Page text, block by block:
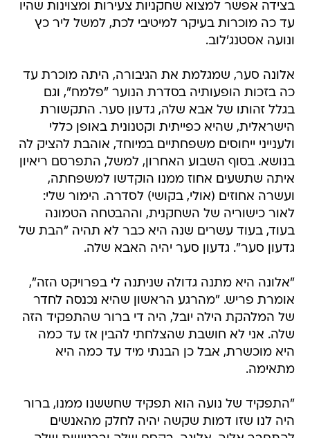
בצידה אפשר למצוא שחקניות צעירות ומצוינות שהיו
עד כה מוכרות בעיקר למיטיבי לכת, למשל ליר כץ
ונועה אסטנג'לוב.
אלונה סער, שמגלמת את הגיבורה, היתה מוכרת עד
כה בזכות הופעותיה בסדרת הנוער "פלמח", וגם
בגלל זהותו של אבא שלה, גדעון סער. התקשורת
הישראלית, שהיא כפייתית וקטנונית באופן כללי
ולענייני ייחוסים משפחתיים במיוחד, אוהבת להציק לה
בנושא. בסוף השבוע האחרון, למשל, התפרסם ריאיון
איתה שתשעים אחוז ממנו הוקדשו למשפחתה,
ועשרה אחוזים (אולי, בקושי) לסדרה. הימור שלי:
לאור כישוריה של השחקנית, וההבטחה הטמונה
בעוד, בעוד עשרים שנה היא כבר לא תהיה "הבת של
גדעון סער". גדעון סער יהיה האבא שלה.
"אלונה היא מתנה גדולה שניתנה לי בפרויקט הזה",
אומרת פריש. "מהרגע הראשון שהיא נכנסה לחדר
של המלהקת הילה יובל, היה די ברור שהתפקיד הזה
שלה. אני לא חושבת שהצלחתי להבין אז עד כמה
היא מוכשרת, אבל כן הבנתי מיד עד כמה היא
מתאימה.
"התפקיד של נועה הוא תפקיד שחששנו ממנו, ברור
היה לנו שזו דמות שקשה יהיה לחלק מהאנשים